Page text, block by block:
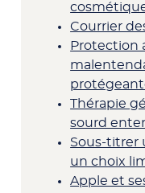
Courrier
Protection
Thérapie
sourd
Sous-titrer
un choix
Apple et